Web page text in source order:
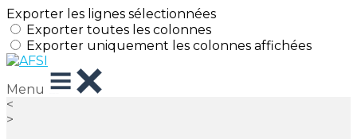
Exporter les lignes sélectionnées
Exporter toutes les colonnes
Exporter uniquement les colonnes affichées
Menu
<
>